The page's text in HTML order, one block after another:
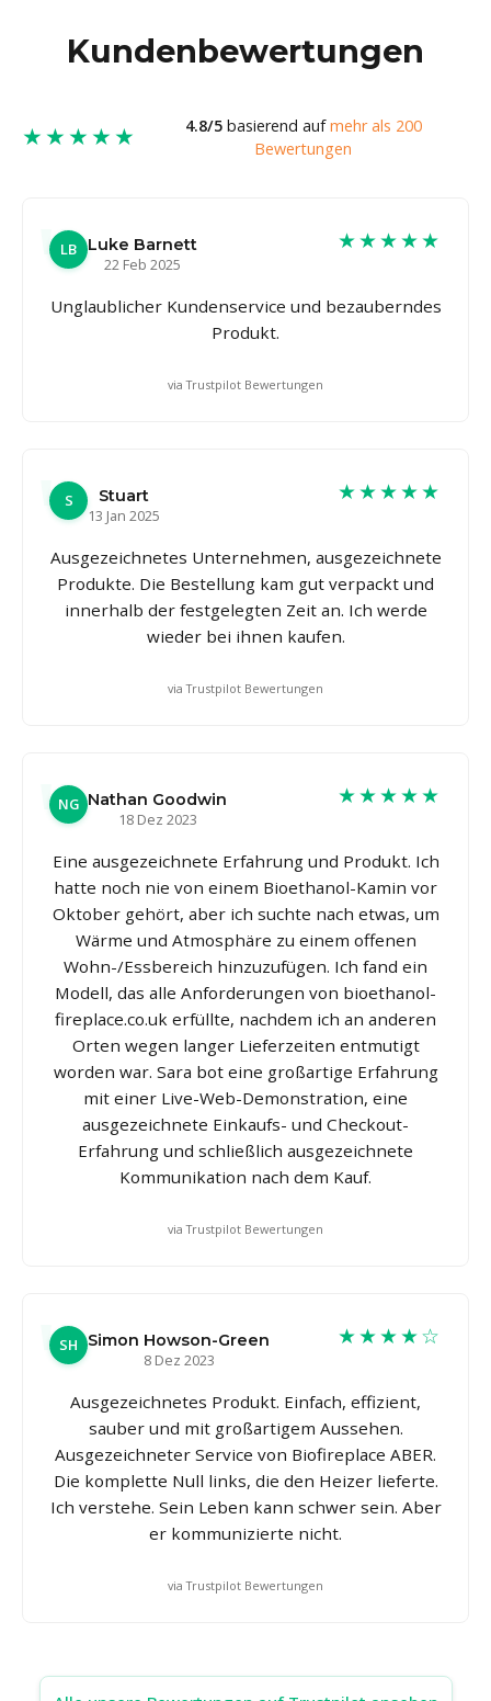
Kundenbewertungen
★★★★★ 4.8/5basierend aufmehr als 200
Bewertungen
LB
Luke Barnett
22 Feb 2025
★★★★★
Unglaublicher Kundenservice und bezauberndes
Produkt.
via Trustpilot Bewertungen
S
Stuart
13 Jan 2025
★★★★★
Ausgezeichnetes Unternehmen, ausgezeichnete
Produkte. Die Bestellung kam gut verpackt und
innerhalb der festgelegten Zeit an. Ich werde
wieder bei ihnen kaufen.
via Trustpilot Bewertungen
NG Nathan Goodwin
18 Dez 2023
★★★★★
Eine ausgezeichnete Erfahrung und Produkt. Ich
hatte noch nie von einem Bioethanol-Kamin vor
Oktober gehört, aber ich suchte nach etwas, um
Wärme und Atmosphäre zu einem offenen
Wohn-/Essbereich hinzuzufügen. Ich fand ein
Modell, das alle Anforderungen von bioethanol-
fireplace.co.uk erfüllte, nachdem ich an anderen
Orten wegen langer Lieferzeiten entmutigt
worden war. Sara bot eine großartige Erfahrung
mit einer Live-Web-Demonstration, eine
ausgezeichnete Einkaufs- und Checkout-
Erfahrung und schließlich ausgezeichnete
Kommunikation nach dem Kauf.
via Trustpilot Bewertungen
SH Simon Howson-Green
8 Dez 2023
★★★★☆
Ausgezeichnetes Produkt. Einfach, effizient,
sauber und mit großartigem Aussehen.
Ausgezeichneter Service von Biofireplace ABER.
Die komplette Null links, die den Heizer lieferte.
Ich verstehe. Sein Leben kann schwer sein. Aber
er kommunizierte nicht.
via Trustpilot Bewertungen